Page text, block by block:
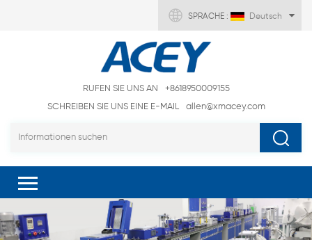
SPRACHE : Deutsch
RUFEN SIE UNS AN
+8618950009155
SCHREIBEN SIE UNS EINE E-MAIL
allen@xmacey.com